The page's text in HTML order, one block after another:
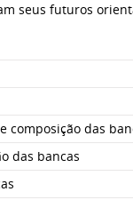
seus futuros
composição das
das bancas